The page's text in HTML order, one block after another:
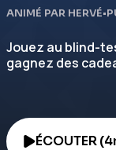
ANIMÉ PAR HERVÉ•
Jouez au blind-
gagnez des
ÉCOUTER